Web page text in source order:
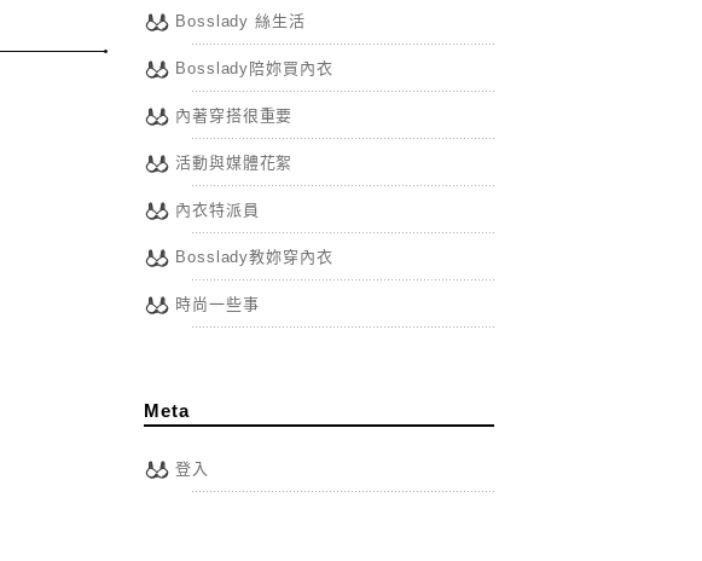
Bosslady 絲生活
Bosslady陪妳買內衣
內著穿搭很重要
活動與媒體花絮
內衣特派員
Bosslady教妳穿內衣
時尚一些事
Meta
登入